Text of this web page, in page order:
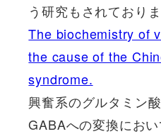
う研究もされておりま
The biochemistry of
the cause of the
syndrome.
興奮系のグルタミン
GABAへの変換にお